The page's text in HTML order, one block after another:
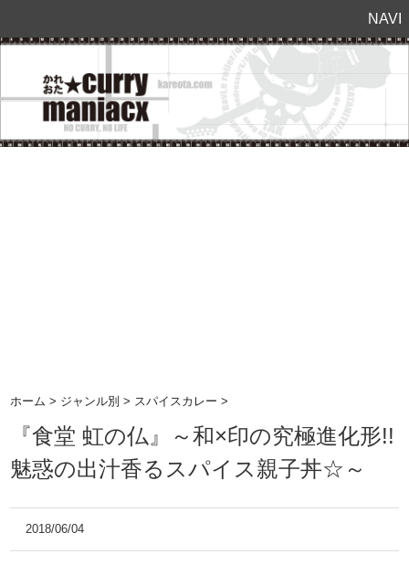
NAVI
ホーム > ジャンル別 > スパイスカレー >
『食堂 虹の仏』～和×印の究極進化形!!
魅惑の出汁香るスパイス親子丼☆～
2018/06/04